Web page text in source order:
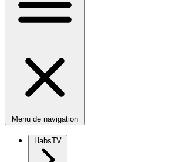
Menu de navigation
HabsTV